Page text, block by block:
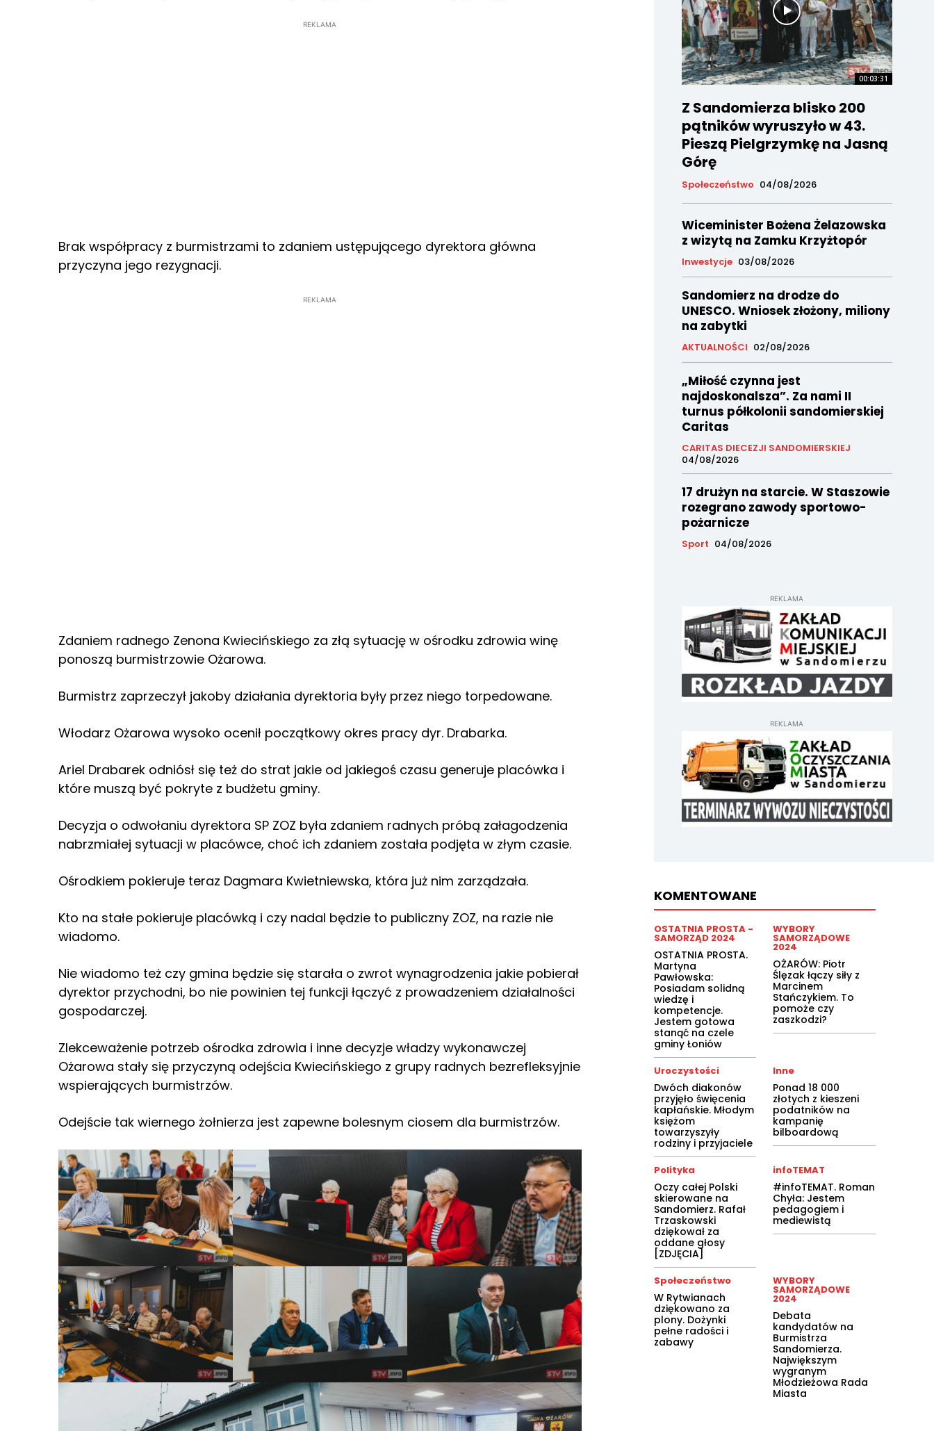
REKLAMA
Brak współpracy z burmistrzami to zdaniem ustępującego dyrektora główna
przyczyna jego rezygnacji.
REKLAMA
Zdaniem radnego Zenona Kwiecińskiego za złą sytuację w ośrodku zdrowia winę
ponoszą burmistrzowie Ożarowa.
Burmistrz zaprzeczył jakoby działania dyrektoria były przez niego torpedowane.
Włodarz Ożarowa wysoko ocenił początkowy okres pracy dyr. Drabarka.
Ariel Drabarek odniósł się też do strat jakie od jakiegoś czasu generuje placówka i
które muszą być pokryte z budżetu gminy.
Decyzja o odwołaniu dyrektora SP ZOZ była zdaniem radnych próbą załagodzenia
nabrzmiałej sytuacji w placówce, choć ich zdaniem została podjęta w złym czasie.
Ośrodkiem pokieruje teraz Dagmara Kwietniewska, która już nim zarządzała.
Kto na stałe pokieruje placówką i czy nadal będzie to publiczny ZOZ, na razie nie
wiadomo.
Nie wiadomo też czy gmina będzie się starała o zwrot wynagrodzenia jakie pobierał
dyrektor przychodni, bo nie powinien tej funkcji łączyć z prowadzeniem działalności
gospodarczej.
Zlekceważenie potrzeb ośrodka zdrowia i inne decyzje władzy wykonawczej
Ożarowa stały się przyczyną odejścia Kwiecińskiego z grupy radnych bezrefleksyjnie
wspierających burmistrzów.
Odejście tak wiernego żołnierza jest zapewne bolesnym ciosem dla burmistrzów.
00:03:31
Z Sandomierza blisko 200
pątników wyruszyło w 43.
Pieszą Pielgrzymkę na Jasną
Górę
Społeczeństwo 04/08/2026
Wiceminister Bożena Żelazowska
z wizytą na Zamku Krzyżtopór
Inwestycje 03/08/2026
Sandomierz na drodze do
UNESCO. Wniosek złożony, miliony
na zabytki
AKTUALNOŚCI 02/08/2026
„Miłość czynna jest
najdoskonalsza”. Za nami II
turnus półkolonii sandomierskiej
Caritas
CARITAS DIECEZJI SANDOMIERSKIEJ
04/08/2026
17 drużyn na starcie. W Staszowie
rozegrano zawody sportowo-
pożarnicze
Sport 04/08/2026
REKLAMA
REKLAMA
KOMENTOWANE
OSTATNIA PROSTA -
SAMORZĄD 2024
OSTATNIA PROSTA.
Martyna
Pawłowska:
Posiadam solidną
wiedzę i
kompetencje.
Jestem gotowa
stanąć na czele
gminy Łoniów
WYBORY
SAMORZĄDOWE
2024
OŻARÓW: Piotr
Ślęzak łączy siły z
Marcinem
Stańczykiem. To
pomoże czy
zaszkodzi?
Uroczystości
Dwóch diakonów
przyjęło święcenia
kapłańskie. Młodym
księżom
towarzyszyły
rodziny i przyjaciele
Inne
Ponad 18 000
złotych z kieszeni
podatników na
kampanię
bilboardową
Polityka
Oczy całej Polski
skierowane na
Sandomierz. Rafał
Trzaskowski
dziękował za
oddane głosy
[ZDJĘCIA]
infoTEMAT
#infoTEMAT. Roman
Chyła: Jestem
pedagogiem i
mediewistą
Społeczeństwo
W Rytwianach
dziękowano za
plony. Dożynki
pełne radości i
zabawy
WYBORY
SAMORZĄDOWE
2024
Debata
kandydatów na
Burmistrza
Sandomierza.
Największym
wygranym
Młodzieżowa Rada
Miasta